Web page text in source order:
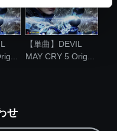
【単曲】DEVIL
MAY CRY 5 Orig...
せ